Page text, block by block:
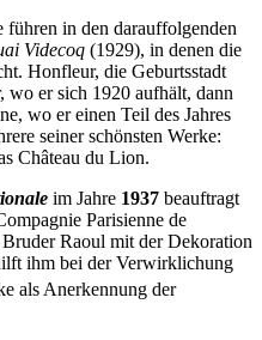
in den darauffolgenden
Videcoq (1929), in denen die
Honfleur, die Geburtsstadt
wo er sich 1920 aufhält, dann
wo er einen Teil des Jahres
seiner schönsten Werke:
Château du Lion.
im Jahre 1937 beauftragt
Parisienne de
Raoul mit der Dekoration
ihm bei der Verwirklichung
als Anerkennung der